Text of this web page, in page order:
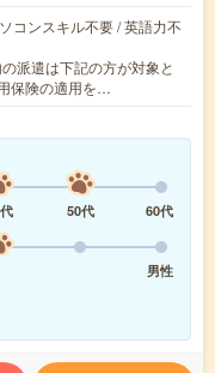
コンスキル不要 / 英語力不
派遣は下記の方が対象と
保険の適用を…
50代
60代
男性